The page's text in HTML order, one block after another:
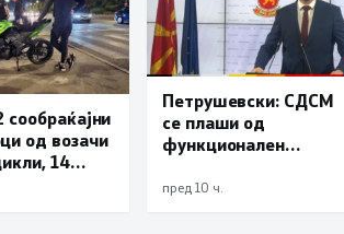
од возачи
14
Петрушевски: СДСМ
се плаши од
функционален
град“ е доказ дека
пред 10 ч.